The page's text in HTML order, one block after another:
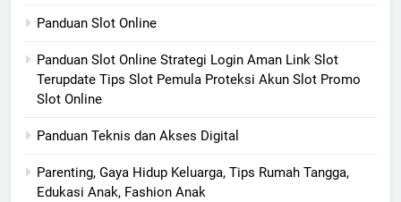
Panduan Slot Online
Panduan Slot Online Strategi Login Aman Link Slot
Terupdate Tips Slot Pemula Proteksi Akun Slot Promo
Slot Online
Panduan Teknis dan Akses Digital
Parenting, Gaya Hidup Keluarga, Tips Rumah Tangga,
Edukasi Anak, Fashion Anak